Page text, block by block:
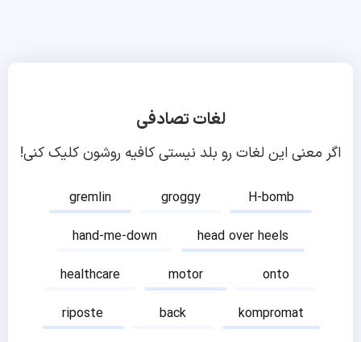
لغات تصادفی
اگر معنی این لغات رو بلد نیستی کافیه روشون کلیک کنی!
gremlin groggy
H-bomb
hand-me-down
head over heels
healthcare
motor
onto
riposte
back
kompromat